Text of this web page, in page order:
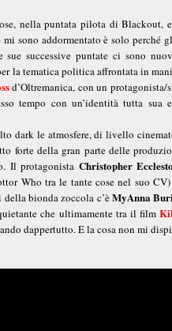
nella puntata pilota di Blackout,
sono addormentato è solo perché
successive puntate ci sono
la tematica politica affrontata in
d’Oltremanica, con un protagonista/
tempo con un’identità tutta sua
dark le atmosfere, di livello
forte della gran parte delle
Il protagonista Christopher
Who tra le tante cose nel suo
bionda zoccola c’èMyAnna
che ultimamente tra il film
dappertutto. E la cosa non mi